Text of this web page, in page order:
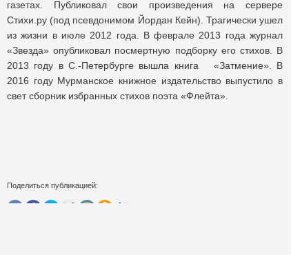
газетах. Публиковал свои произведения на сервере
Стихи.ру (под псевдонимом Йордан Кейн). Трагически ушел
из жизни в июле 2012 года. В феврале 2013 года журнал
«Звезда» опубликовал посмертную подборку его стихов. В
2013 году в С.-Петербурге вышла книга «Затмение». В
2016 году Мурманское книжное издательство выпустило в
свет сборник избранных стихов поэта «Флейта».
Поделиться публикацией: